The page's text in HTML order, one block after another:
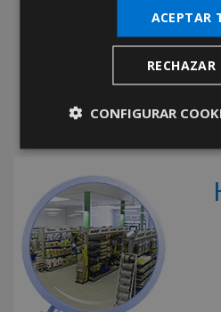
ACEPTAR
RECHAZAR
CONFIGURAR